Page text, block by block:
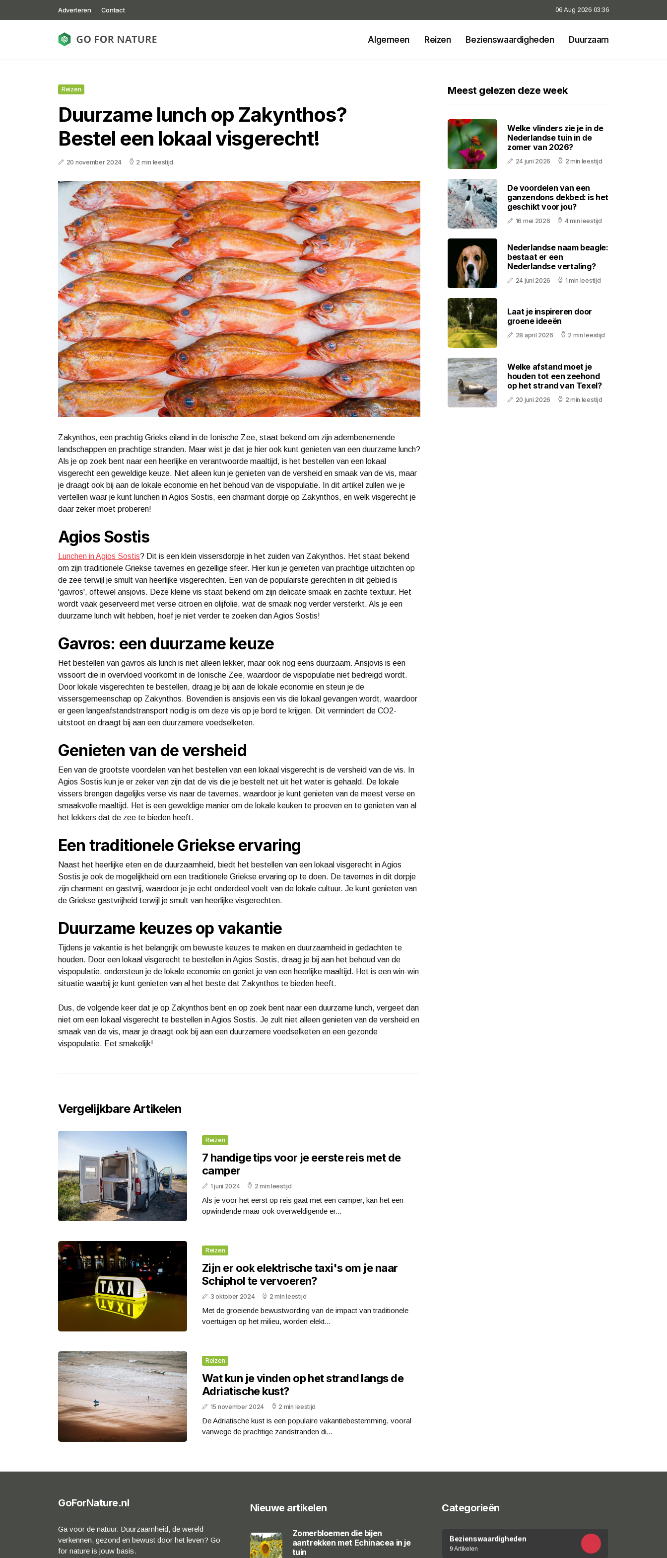
Adverteren Contact 06 Aug 2026 03:36
Algemeen Reizen Bezienswaardigheden Duurzaam
Reizen
Duurzame lunch op Zakynthos?
Bestel een lokaal visgerecht!
20 november 2024 2 min leestijd
Zakynthos, een prachtig Grieks eiland in de Ionische Zee, staat bekend om zijn adembenemende
landschappen en prachtige stranden. Maar wist je dat je hier ook kunt genieten van een duurzame lunch?
Als je op zoek bent naar een heerlijke en verantwoorde maaltijd, is het bestellen van een lokaal
visgerecht een geweldige keuze. Niet alleen kun je genieten van de versheid en smaak van de vis, maar
je draagt ook bij aan de lokale economie en het behoud van de vispopulatie. In dit artikel zullen we je
vertellen waar je kunt lunchen in Agios Sostis, een charmant dorpje op Zakynthos, en welk visgerecht je
daar zeker moet proberen!
Agios Sostis
Lunchen in Agios Sostis? Dit is een klein vissersdorpje in het zuiden van Zakynthos. Het staat bekend
om zijn traditionele Griekse tavernes en gezellige sfeer. Hier kun je genieten van prachtige uitzichten op
de zee terwijl je smult van heerlijke visgerechten. Een van de populairste gerechten in dit gebied is
'gavros', oftewel ansjovis. Deze kleine vis staat bekend om zijn delicate smaak en zachte textuur. Het
wordt vaak geserveerd met verse citroen en olijfolie, wat de smaak nog verder versterkt. Als je een
duurzame lunch wilt hebben, hoef je niet verder te zoeken dan Agios Sostis!
Gavros: een duurzame keuze
Het bestellen van gavros als lunch is niet alleen lekker, maar ook nog eens duurzaam. Ansjovis is een
vissoort die in overvloed voorkomt in de Ionische Zee, waardoor de vispopulatie niet bedreigd wordt.
Door lokale visgerechten te bestellen, draag je bij aan de lokale economie en steun je de
vissersgemeenschap op Zakynthos. Bovendien is ansjovis een vis die lokaal gevangen wordt, waardoor
er geen langeafstandstransport nodig is om deze vis op je bord te krijgen. Dit vermindert de CO2-
uitstoot en draagt bij aan een duurzamere voedselketen.
Genieten van de versheid
Een van de grootste voordelen van het bestellen van een lokaal visgerecht is de versheid van de vis. In
Agios Sostis kun je er zeker van zijn dat de vis die je bestelt net uit het water is gehaald. De lokale
vissers brengen dagelijks verse vis naar de tavernes, waardoor je kunt genieten van de meest verse en
smaakvolle maaltijd. Het is een geweldige manier om de lokale keuken te proeven en te genieten van al
het lekkers dat de zee te bieden heeft.
Een traditionele Griekse ervaring
Naast het heerlijke eten en de duurzaamheid, biedt het bestellen van een lokaal visgerecht in Agios
Sostis je ook de mogelijkheid om een traditionele Griekse ervaring op te doen. De tavernes in dit dorpje
zijn charmant en gastvrij, waardoor je je echt onderdeel voelt van de lokale cultuur. Je kunt genieten van
de Griekse gastvrijheid terwijl je smult van heerlijke visgerechten.
Duurzame keuzes op vakantie
Tijdens je vakantie is het belangrijk om bewuste keuzes te maken en duurzaamheid in gedachten te
houden. Door een lokaal visgerecht te bestellen in Agios Sostis, draag je bij aan het behoud van de
vispopulatie, ondersteun je de lokale economie en geniet je van een heerlijke maaltijd. Het is een win-win
situatie waarbij je kunt genieten van al het beste dat Zakynthos te bieden heeft.
Dus, de volgende keer dat je op Zakynthos bent en op zoek bent naar een duurzame lunch, vergeet dan
niet om een lokaal visgerecht te bestellen in Agios Sostis. Je zult niet alleen genieten van de versheid en
smaak van de vis, maar je draagt ook bij aan een duurzamere voedselketen en een gezonde
vispopulatie. Eet smakelijk!
Vergelijkbare Artikelen
Reizen
7 handige tips voor je eerste reis met de
camper
1 juni 2024 2 min leestijd
Als je voor het eerst op reis gaat met een camper, kan het een
opwindende maar ook overweldigende er...
Reizen
Zijn er ook elektrische taxi's om je naar
Schiphol te vervoeren?
3 oktober 2024 2 min leestijd
Met de groeiende bewustwording van de impact van traditionele
voertuigen op het milieu, worden elekt...
Reizen
Wat kun je vinden op het strand langs de
Adriatische kust?
15 november 2024 2 min leestijd
De Adriatische kust is een populaire vakantiebestemming, vooral
vanwege de prachtige zandstranden di...
Meest gelezen deze week
Welke vlinders zie je in de
Nederlandse tuin in de
zomer van 2026?
24 juni 2026 2 min leestijd
De voordelen van een
ganzendons dekbed: is het
geschikt voor jou?
16 mei 2026 4 min leestijd
Nederlandse naam beagle:
bestaat er een
Nederlandse vertaling?
24 juni 2026 1 min leestijd
Laat je inspireren door
groene ideeën
28 april 2026 2 min leestijd
Welke afstand moet je
houden tot een zeehond
op het strand van Texel?
20 juni 2026 2 min leestijd
GoForNature.nl
Ga voor de natuur. Duurzaamheid, de wereld
verkennen, gezond en bewust door het leven? Go
for nature is jouw basis.
Nieuwe artikelen
Zomerbloemen die bijen
aantrekken met Echinacea in je
tuin
Categorieën
Bezienswaardigheden
9 Artikelen